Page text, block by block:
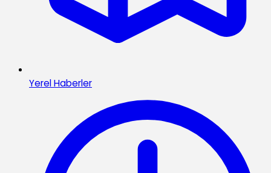
Yerel Haberler